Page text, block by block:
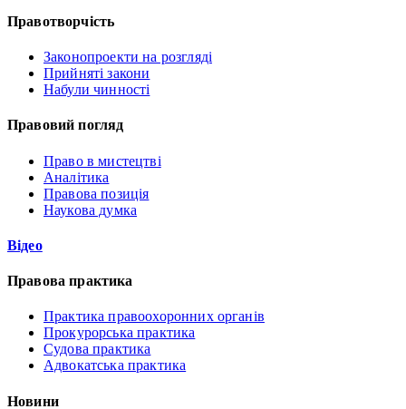
Правотворчість
Законопроекти на розгляді
Прийняті закони
Набули чинності
Правовий погляд
Право в мистецтві
Аналітика
Правова позиція
Наукова думка
Відео
Правова практика
Практика правоохоронних органів
Прокурорська практика
Судова практика
Адвокатська практика
Новини